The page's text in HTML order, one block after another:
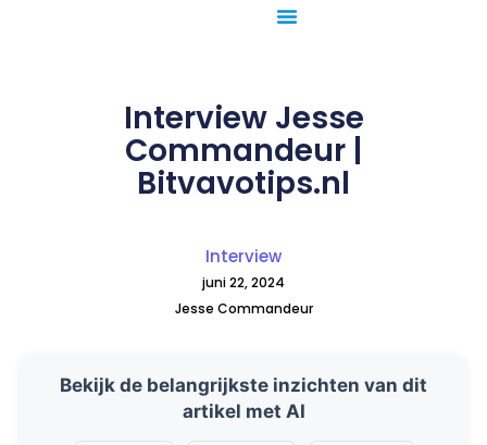
Interview Jesse
Commandeur |
Bitvavotips.nl
Interview
juni 22, 2024
Jesse Commandeur
Bekijk de belangrijkste inzichten van dit
artikel met AI